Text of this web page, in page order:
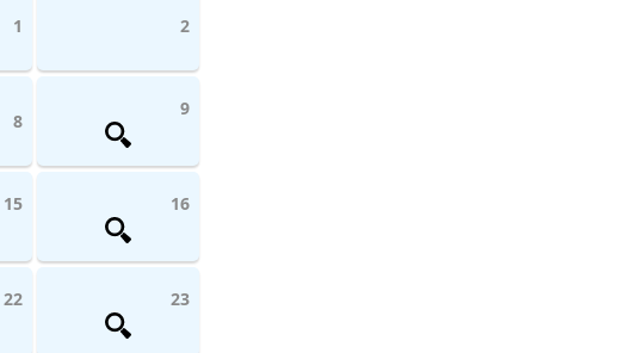
1 2
8
9
15 16
22 23